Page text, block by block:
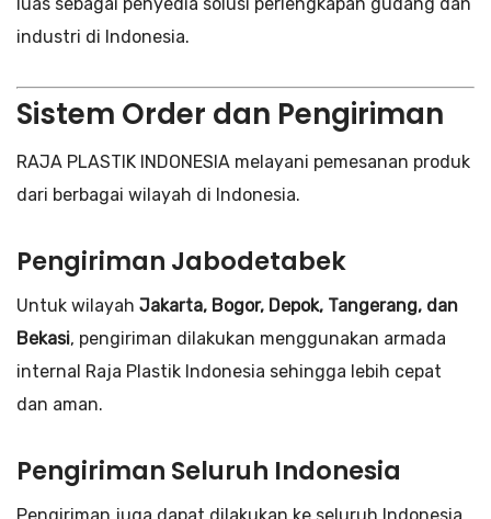
industri di Indonesia.
Sistem Order dan Pengiriman
RAJA PLASTIK INDONESIA melayani pemesanan produk
dari berbagai wilayah di Indonesia.
Pengiriman Jabodetabek
Untuk wilayah Jakarta, Bogor, Depok, Tangerang, dan
Bekasi, pengiriman dilakukan menggunakan armada
internal Raja Plastik Indonesia sehingga lebih cepat
dan aman.
Pengiriman Seluruh Indonesia